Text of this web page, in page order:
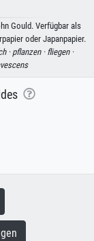
Gould. Verfügbar als
oder Japanpapier.
·pflanzen · fliegen ·